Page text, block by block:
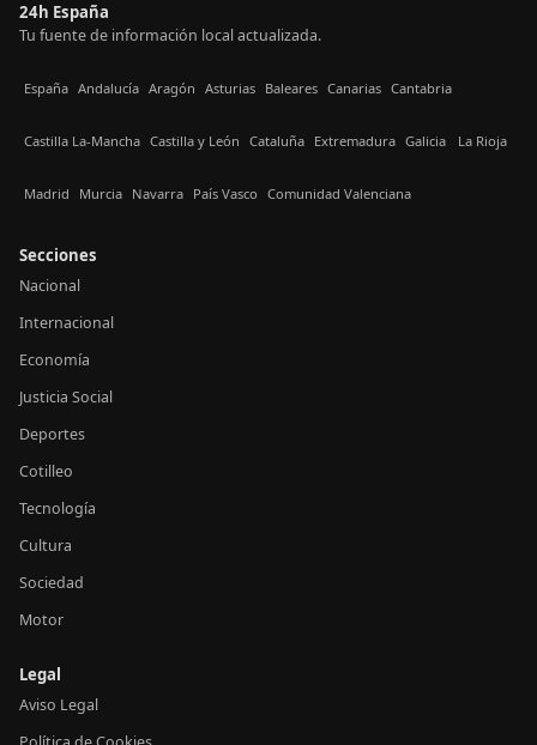
24h España
Tu fuente de información local actualizada.
España Andalucía Aragón Asturias Baleares Canarias Cantabria
Castilla La-Mancha Castilla y León Cataluña Extremadura Galicia La Rioja
Madrid Murcia Navarra País Vasco Comunidad Valenciana
Secciones
Nacional
Internacional
Economía
Justicia Social
Deportes
Cotilleo
Tecnología
Cultura
Sociedad
Motor
Legal
Aviso Legal